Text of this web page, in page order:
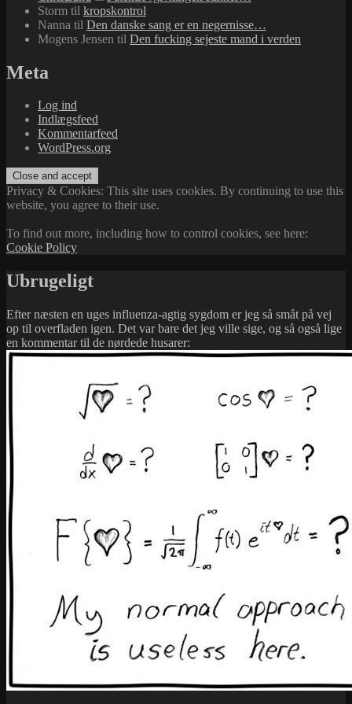
Storm til kropskontrol
Nanna til Den danske sang er en negernisse…
Mogens Jensen til Den fucking sejeste mand i verden
Meta
Log ind
Indlægsfeed
Kommentarfeed
WordPress.org
Privacy & Cookies: This site uses cookies. By continuing to use this
website, you agree to their use.
To find out more, including how to control cookies, see here:
Cookie Policy
Ubrugeligt
Efter næsten en uges influenza-agtig sygdom er jeg så småt på vej
op til overfladen igen. Det var bare det jeg ville sige, og så også lige
en kommentar til de nørdede husarer: